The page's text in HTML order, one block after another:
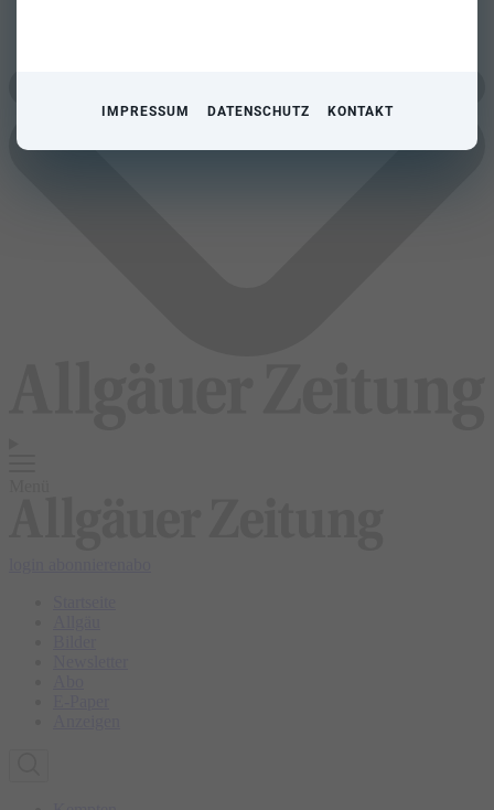
IMPRESSUM DATENSCHUTZ KONTAKT